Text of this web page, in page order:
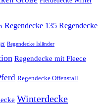
Regendecke 135 Regendecke
Regendecke Isländer
Regendecke mit Fleece
Regendecke Offenstall
Winterdecke